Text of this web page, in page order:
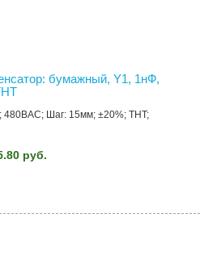
бумажный, Y1, 1нФ,
Шаг: 15мм; ±20%; THT;
руб.